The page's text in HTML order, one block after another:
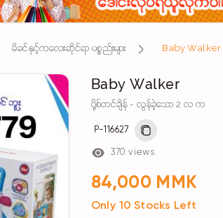
မိခင်နှင့်ကလေးဆိုင်ရာ ပစ္စည်းများ Baby Walker
Baby Walker
ပို့စ်တင်ချိန် - လွန်ခဲ့သော 2 လ က
P-116627
370 views
84,000 MMK
Only 10 Stocks Left